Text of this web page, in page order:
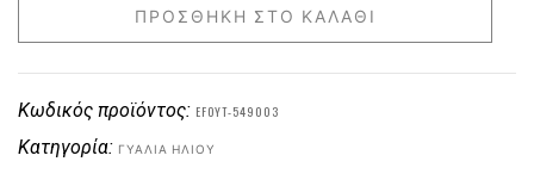
ΠΡΟΣΘΉΚΗ ΣΤΟ ΚΑΛΆΘΙ
Κωδικός προϊόντος: EFOYT-549003
Κατηγορία: ΓΥΑΛΙΆ ΗΛΊΟΥ